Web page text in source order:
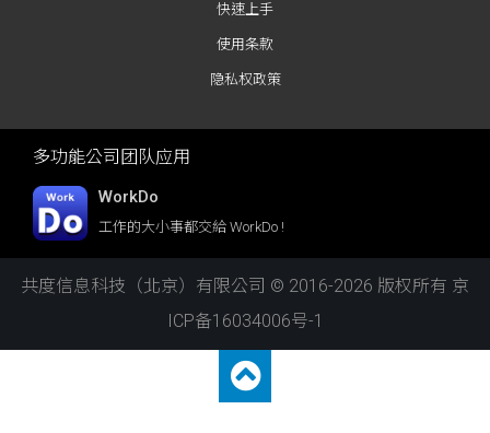
快速上手
使用条款
隐私权政策
多功能公司团队应用
WorkDo
工作的大小事都交給 WorkDo !
共度信息科技（北京）有限公司 © 2016-2026 版权所有 京
ICP备16034006号-1